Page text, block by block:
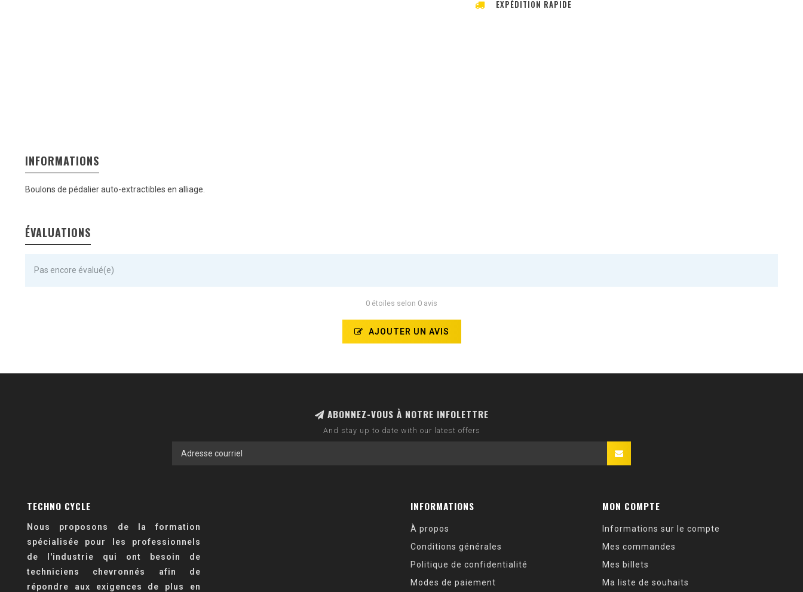
EXPÉDITION RAPIDE
INFORMATIONS
Boulons de pédalier auto-extractibles en alliage.
ÉVALUATIONS
Pas encore évalué(e)
0 étoiles selon 0 avis
AJOUTER UN AVIS
ABONNEZ-VOUS À NOTRE INFOLETTRE
And stay up to date with our latest offers
TECHNO CYCLE
Nous proposons de la formation
spécialisée pour les professionnels
de l'industrie qui ont besoin de
techniciens chevronnés afin de
répondre aux exigences de plus en
INFORMATIONS
À propos
Conditions générales
Politique de confidentialité
Modes de paiement
MON COMPTE
Informations sur le compte
Mes commandes
Mes billets
Ma liste de souhaits